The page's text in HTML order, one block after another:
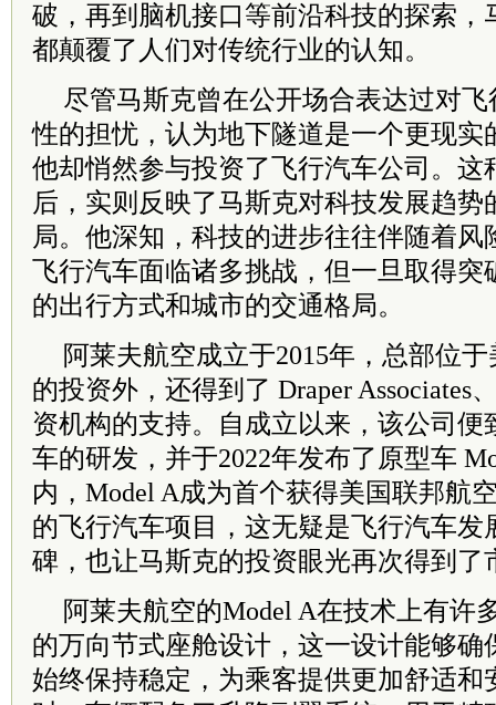
破，再到脑机接口等前沿科技的探索，
都颠覆了人们对传统行业的认知。
尽管马斯克曾在公开场合表达过对
性的担忧，认为地下隧道是一个更现实
他却悄然参与投资了飞行汽车公司。这
后，实则反映了马斯克对科技发展趋势
局。他深知，科技的进步往往伴随着风
飞行汽车面临诸多挑战，但一旦取得突
的出行方式和城市的交通格局。
阿莱夫航空成立于2015年，总部位
的投资外，还得到了 Draper Associates
资机构的支持。自成立以来，该公司便
车的研发，并于2022年发布了原型车
内，Model A成为首个获得美国联邦航
的飞行汽车项目，这无疑是飞行汽车发
碑，也让马斯克的投资眼光再次得到了
阿莱夫航空的Model A在技术上有许
的万向节式座舱设计，这一设计能够确
始终保持稳定，为乘客提供更加舒适和